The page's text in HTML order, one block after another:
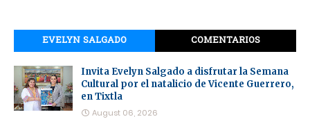
EVELYN SALGADO COMENTARIOS
Invita Evelyn Salgado a disfrutar la Semana
Cultural por el natalicio de Vicente Guerrero,
en Tixtla
August 06, 2026